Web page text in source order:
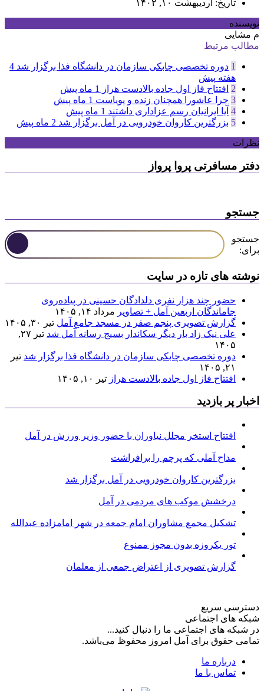
تاریخ: اردیبهشت ۱۰, ۱۴۰۲
نویسنده
م مشایی
مطالب مرتبط
1 دوره تخصصی چابکی سازمان در دانشگاه فذا برگزار شد 4
هفته پیش
2 افتتاح فاز اول جاده بالادست هراز
1 ماه پیش
3 چرا عاشورا همچنان زنده و پویاست 1 ماه پیش
4 آیا ایرانیان رسم عزاداری داشتند 1 ماه پیش
5 بزرگترین کاروان خودرویی در آمل برگزار شد 2 ماه پیش
نظرات
دفتر مسافرتی پروا پرواز
جستجو
جستجو
برای:
نوشته های تازه در سایت
حضور چند هزار نفری دلدادگان حسینی در پیاده‌روی
جاماندگان اربعین آمل + تصاویر مرداد ۱۴, ۱۴۰۵
گزارش تصویری پنجم صفر در مسجد جامع آمل تیر ۳۰, ۱۴۰۵
علی نیک زاد بار دیگر سکاندار بسیج رسانه آمل شد
تیر ۲۷,
۱۴۰۵
دوره تخصصی چابکی سازمان در دانشگاه فذا برگزار شد تیر
۲۱, ۱۴۰۵
افتتاح فاز اول جاده بالادست هراز تیر ۱۰, ۱۴۰۵
اخبار پر بازدید
افتتاح استخر مجلل نیاوران با حضور وزیر ورزش در آمل
مداح آملی که پرچم را برافراشت
بزرگترین کاروان خودرویی در آمل برگزار شد
درخشش موکب های مردمی در آمل
تشکیل مجمع مشاوران امام جمعه در شهر امامزاده عبدالله
تور یکروزه بدون مجوز ممنوع
گزارش تصویری از اعتراض جمعی از معلمان
دسترسی سریع
شبکه های اجتماعی
در شبکه های اجتماعی ما را دنبال کنید...
تمامی حقوق برای آمل امروز محفوظ می‌باشد.
درباره ما
تماس با ما